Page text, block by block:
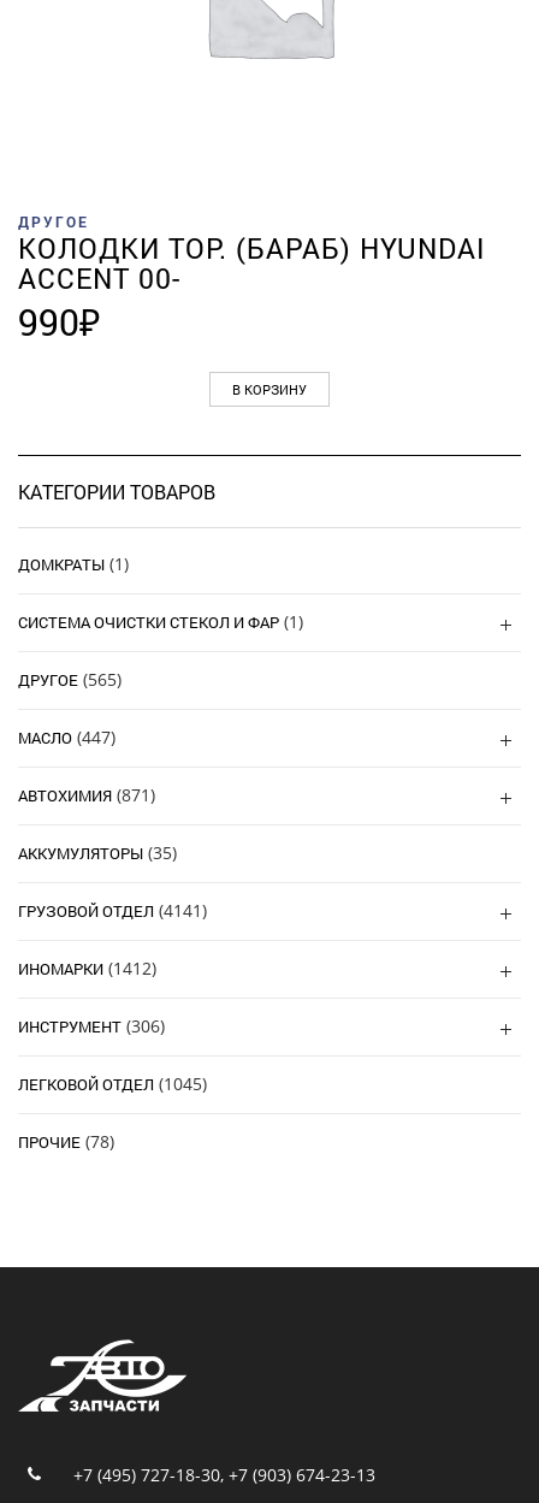
ДРУГОЕ
КОЛОДКИ ТОР. (БАРАБ) HYUNDAI
ACCENT 00-
990₽
В КОРЗИНУ
КАТЕГОРИИ ТОВАРОВ
ДОМКРАТЫ (1)
СИСТЕМА ОЧИСТКИ СТЕКОЛ И ФАР (1)
ДРУГОЕ (565)
МАСЛО (447)
АВТОХИМИЯ (871)
АККУМУЛЯТОРЫ (35)
ГРУЗОВОЙ ОТДЕЛ (4141)
ИНОМАРКИ (1412)
ИНСТРУМЕНТ (306)
ЛЕГКОВОЙ ОТДЕЛ (1045)
ПРОЧИЕ (78)
+7 (495) 727-18-30, +7 (903) 674-23-13